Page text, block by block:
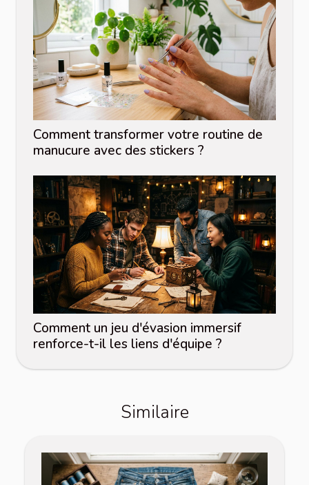
Comment transformer votre routine de
manucure avec des stickers ?
Comment un jeu d'évasion immersif
renforce-t-il les liens d'équipe ?
Similaire